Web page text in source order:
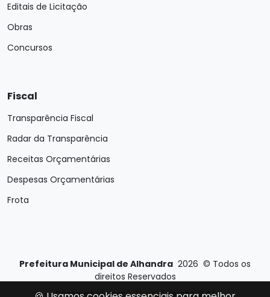
Editais de Licitação
Obras
Concursos
Fiscal
Transparência Fiscal
Radar da Transparência
Receitas Orçamentárias
Despesas Orçamentárias
Frota
Prefeitura Municipal de Alhandra 2026 © Todos os
direitos Reservados
Desenvolvido porE-Ticons| Versão: 2.4.1